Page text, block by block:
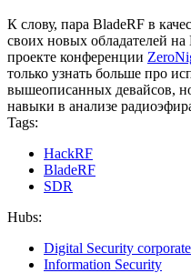
К слову, пара BladeRF в
своих новых обладателей
проекте конференции
только узнать больше про
вышеописанных девайсов,
навыки в анализе
Tags:
HackRF
BladeRF
SDR
Hubs:
Digital Security
Information Security